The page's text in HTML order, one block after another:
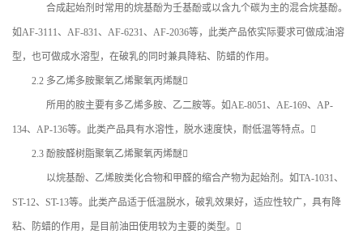
合成起始剂时常用的烷基酚为壬基酚或以含九个碳为主的混合烷基酚。
如AF-3111、AF-831、AF-6231、AF-2036等，此类产品依实际要求可做成油溶
型，也可做成水溶型，在破乳的同时兼具降粘、防蜡的作用。
2.2 多乙烯多胺聚氧乙烯聚氧丙烯醚
所用的胺主要有多乙烯多胺、乙二胺等。如AE-8051、AE-169、AP-
134、AP-136等。此类产品具有水溶性，脱水速度快，耐低温等特点。
2.3 酚胺醛树脂聚氧乙烯聚氧丙烯醚
以烷基酚、乙烯胺类化合物和甲醛的缩合产物为起始剂。如TA-1031、
ST-12、ST-13等。此类产品适于低温脱水，破乳效果好，适应性较广，具有降
粘、防蜡的作用，是目前油田使用较为主要的类型。